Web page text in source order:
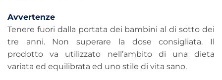
Avvertenze
Tenere fuori dalla portata dei bambini al di sotto dei
tre anni. Non superare la dose consigliata. Il
prodotto va utilizzato nell’ambito di una dieta
variata ed equilibrata ed uno stile di vita sano.